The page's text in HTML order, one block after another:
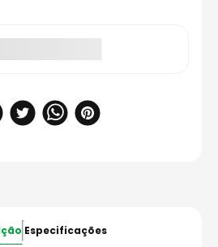
Especificações